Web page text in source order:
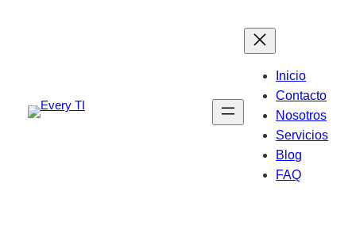
Inicio
Contacto
Nosotros
Servicios
Blog
FAQ